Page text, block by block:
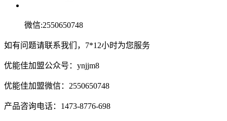
微信:2550650748
如有问题请联系我们，7*12小时为您服务
优能佳加盟公众号：ynjjm8
优能佳加盟微信：2550650748
产品咨询电话：1473-8776-698